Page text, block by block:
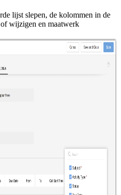
lijst slepen, de kolommen in de
wijzigen en maatwerk